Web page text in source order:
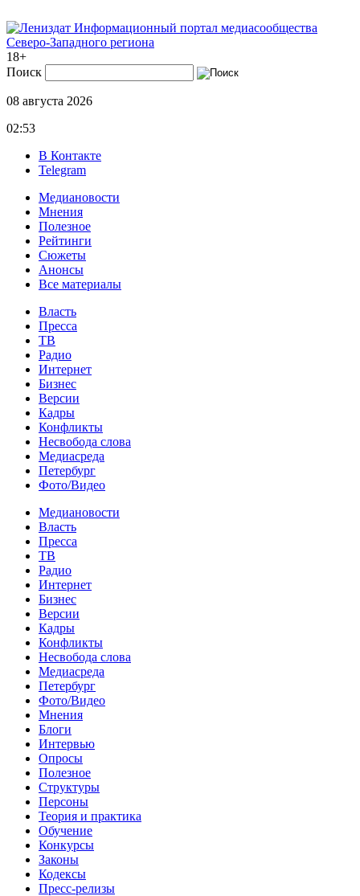
Информационный портал медиасообщества
Северо-Западного региона
18+
Поиск
08 августа 2026
02:53
В Контакте
Telegram
Медиановости
Мнения
Полезное
Рейтинги
Сюжеты
Анонсы
Все материалы
Власть
Пресса
ТВ
Радио
Интернет
Бизнес
Версии
Кадры
Конфликты
Несвобода слова
Медиасреда
Петербург
Фото/Видео
Медиановости
Власть
Пресса
ТВ
Радио
Интернет
Бизнес
Версии
Кадры
Конфликты
Несвобода слова
Медиасреда
Петербург
Фото/Видео
Мнения
Блоги
Интервью
Опросы
Полезное
Структуры
Персоны
Теория и практика
Обучение
Конкурсы
Законы
Кодексы
Пресс-релизы